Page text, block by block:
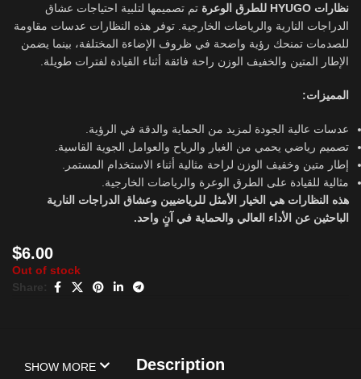
نظارات HYUGO للطرق الوعرة
تم تصميمها لتلبية احتياجات عشاق
الدراجات النارية والرياضات الخارجية. توفر هذه النظارات عدسات مقاومة
للصدمات تمنحك رؤية واضحة في ظروف الإضاءة المختلفة، بينما يضمن
الإطار المتين والخفيف الوزن راحة فائقة أثناء القيادة لفترات طويلة.
المميزات:
عدسات عالية الجودة لمزيد من الحماية والدقة في الرؤية.
تصميم رياضي يحمي من الغبار والرياح والعوامل الجوية القاسية.
إطار متين وخفيف الوزن لراحة مثالية أثناء الاستخدام المستمر.
مثالية للقيادة على الطرق الوعرة والرياضات الخارجية.
هذه النظارات هي الخيار الأمثل للرياضيين وعشاق الدراجات النارية
الباحثين عن الأداء العالي والحماية في آنٍ واحد.
$6.00
Out of stock
Share:
Description
SHOW MORE